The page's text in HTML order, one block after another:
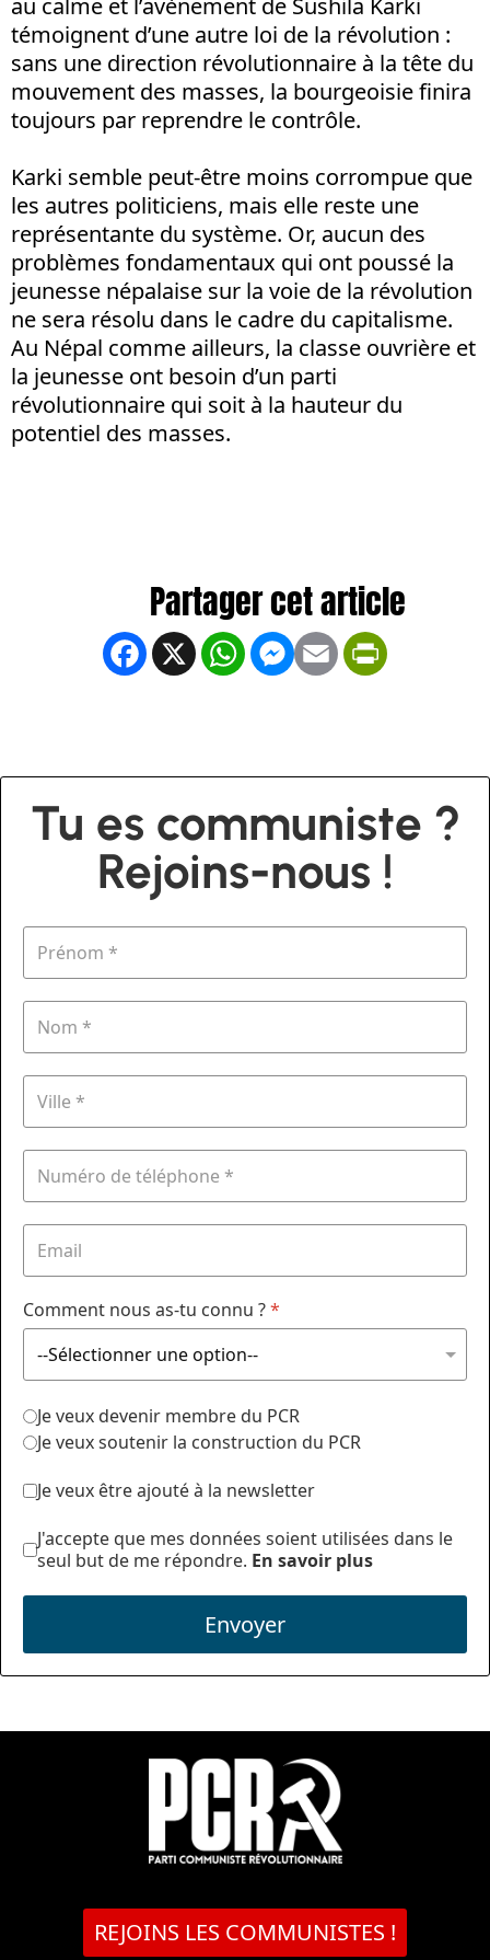
au calme et l’avènement de Sushila Karki
témoignent d’une autre loi de la révolution :
sans une direction révolutionnaire à la tête du
mouvement des masses, la bourgeoisie finira
toujours par reprendre le contrôle.
Karki semble peut-être moins corrompue que
les autres politiciens, mais elle reste une
représentante du système. Or, aucun des
problèmes fondamentaux qui ont poussé la
jeunesse népalaise sur la voie de la révolution
ne sera résolu dans le cadre du capitalisme.
Au Népal comme ailleurs, la classe ouvrière et
la jeunesse ont besoin d’un parti
révolutionnaire qui soit à la hauteur du
potentiel des masses.
Facebook
X WhatsApp
Messenger
Email
Tu es communiste ?
Rejoins-nous !
Comment nous as-tu connu ?*
Je veux devenir membre du PCR
Je veux soutenir la construction du PCR
Je veux être ajouté à la newsletter
J'accepte que mes données soient utilisées dans le
seul but de me répondre. En savoir plus
Envoyer
REJOINS LES COMMUNISTES !